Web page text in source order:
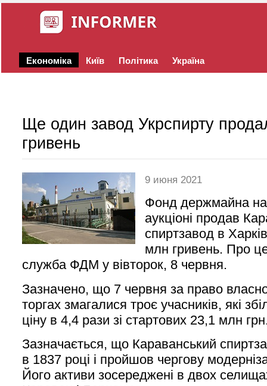
Економіка Київ Політика Україна
Ще один завод Укрспирту
гривень
9 июня 2021
Фонд держмайна на
аукціоні продав
спиртзавод в
млн гривень. Про
служба ФДМ у вівторок, 8 червня.
Зазначено, що 7 червня за право
торгах змагалися троє учасників, які
ціну в 4,4 рази зі стартових 23,1 млн
Зазначається, що Караванський
в 1837 році і пройшов чергову
Його активи зосереджені в двох